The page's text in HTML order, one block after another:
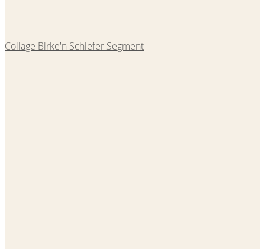
Collage Birke'n Schiefer Segment